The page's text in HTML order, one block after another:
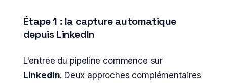
Étape 1 : la capture automatique
depuis LinkedIn
L'entrée du pipeline commence sur
LinkedIn. Deux approches complémentaires